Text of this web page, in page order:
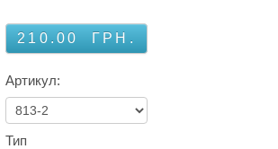
210.00 ГРН.
Артикул:
Тип